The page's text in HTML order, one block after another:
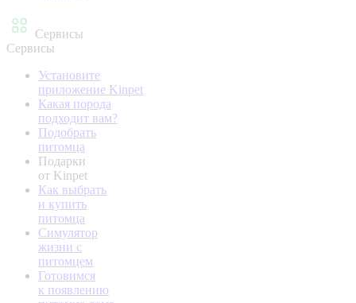
Сервисы
Сервисы
Установите
приложение Kinpet
Какая порода
подходит вам?
Подобрать
питомца
Подарки
от Kinpet
Как выбрать
и купить
питомца
Симулятор
жизни с
питомцем
Готовимся
к появлению